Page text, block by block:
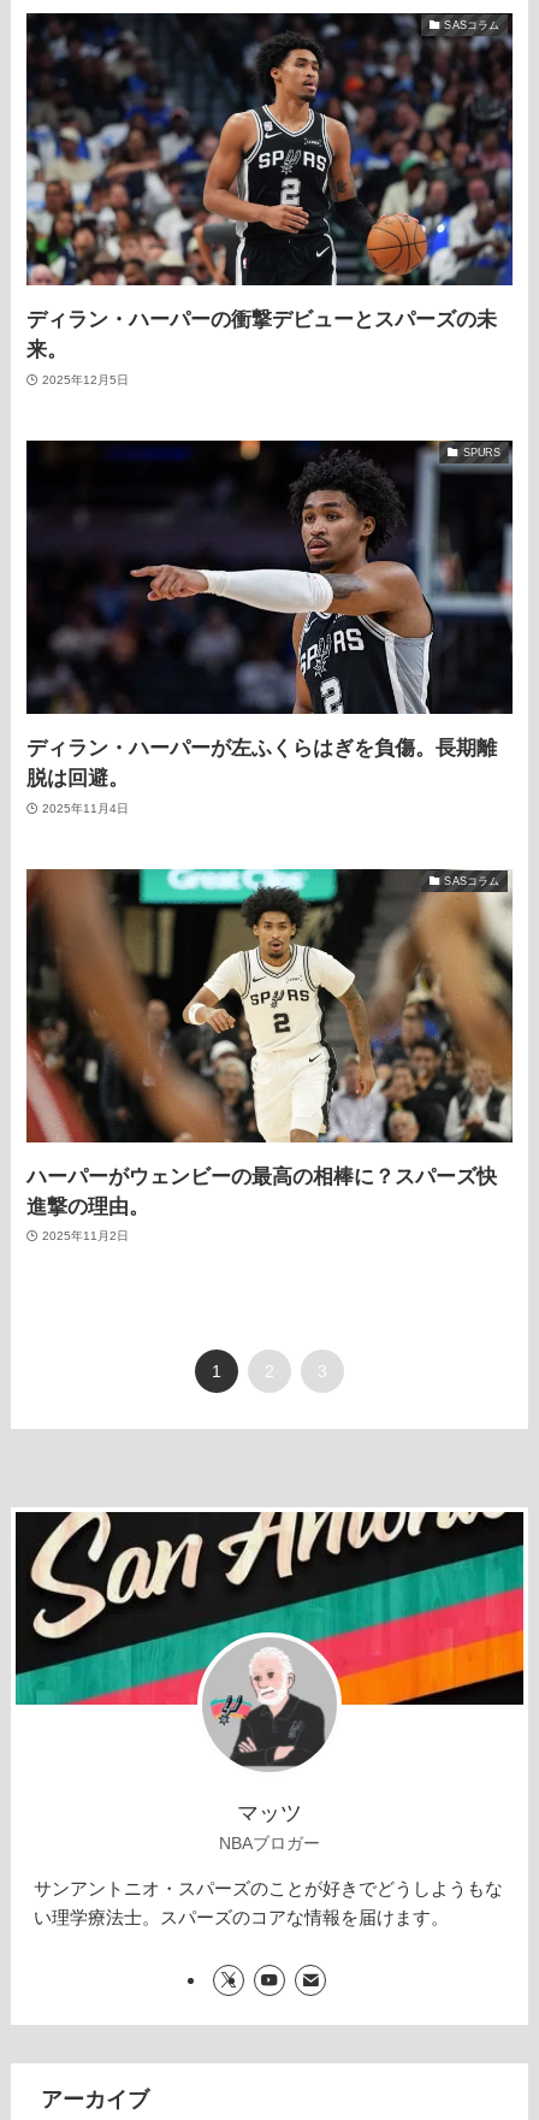
SASコラム
ディラン・ハーパーの衝撃デビューとスパーズの未
来。
2025年12月5日
SPURS
ディラン・ハーパーが左ふくらはぎを負傷。長期離
脱は回避。
2025年11月4日
SASコラム
ハーパーがウェンビーの最高の相棒に？スパーズ快
進撃の理由。
2025年11月2日
1 2 3
マッツ
NBAブロガー
サンアントニオ・スパーズのことが好きでどうしようもな
い理学療法士。スパーズのコアな情報を届けます。
アーカイブ